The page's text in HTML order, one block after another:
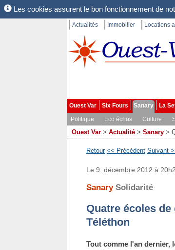
Les cookies assurent le bon fonctionnement de
Actualités Immobilier Locations
Ouest Var Six Fours Sanary La
Politique
Eco échos Culture
Ouest Var > Actualité > Sanary >
Retour << Précédent Suivant
Le 9. décembre 2012 à
Sanary Solidarité
Quatre écoles
Téléthon
Tout comme l'an dernier,